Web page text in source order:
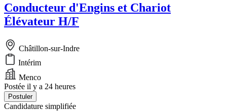
Conducteur d'Engins et Chariot
Élévateur H/F
Châtillon-sur-Indre
Intérim
Menco
Postée il y a 24 heures
Postuler
Candidature simplifiée